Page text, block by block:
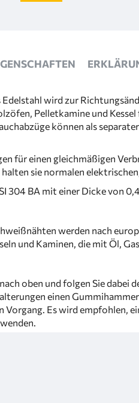
Edelstahl wird zur
Pelletkamine und
können als
für einen gleichmäßigen
sie normalen
304 BA mit einer Dicke von
werden nach
und Kaminen, die mit Öl,
oben und folgen Sie
einen
Vorgang. Es wird empfohlen,